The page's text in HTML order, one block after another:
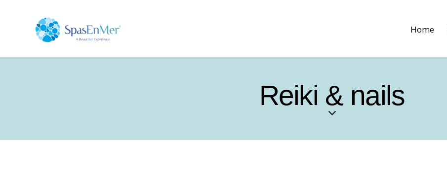
Home
Reiki & nails